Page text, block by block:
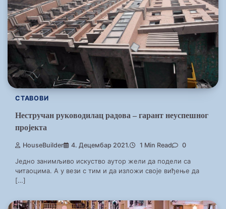
СТАВОВИ
Нестручан руководилац радова – гарант неуспешног
пројекта
HouseBuilder 4. Децембар 2021. 1 Min Read 0
Једно занимљиво искуство аутор жели да подели са
читаоцима. А у вези с тим и да изложи своје виђење да
[…]